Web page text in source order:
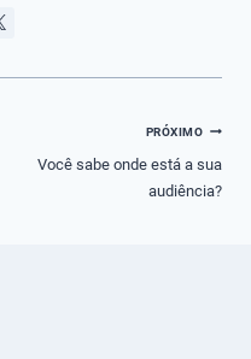
PRÓXIMO
Você sabe onde está a sua
audiência?